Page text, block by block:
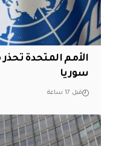
الأمم المتحدة
سوريا
قبل 17 ساعة